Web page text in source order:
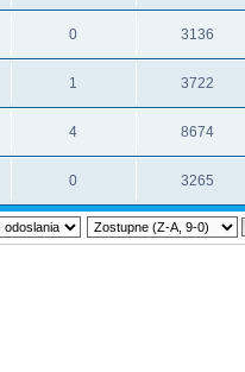
0 3136
1 3722
4 8674
0 3265